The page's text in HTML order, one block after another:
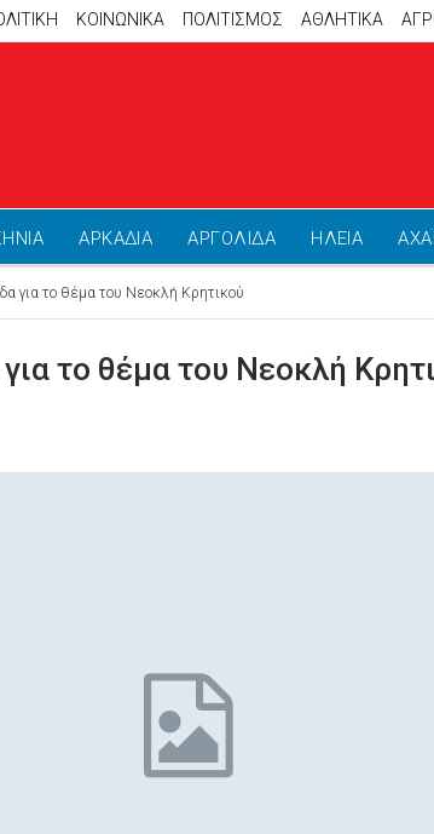
ΚΟΙΝΩΝΙΚΑ ΠΟΛΙΤΙΣΜΟΣ ΑΘΛΗΤΙΚΆ
ΑΡΚΑΔΙΑ ΑΡΓΟΛΙΔΑ ΗΛΕΙΑ
για το θέμα του Νεοκλή Κρητικού
το θέμα του Νεοκλή